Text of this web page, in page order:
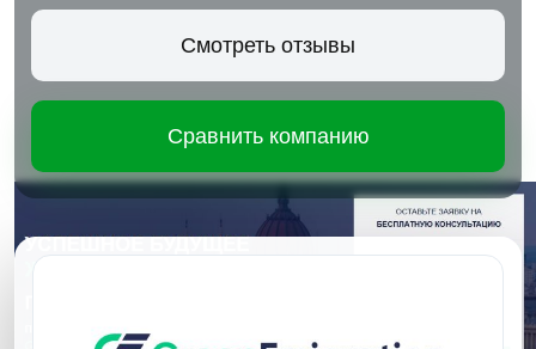
Смотреть отзывы
Сравнить компанию